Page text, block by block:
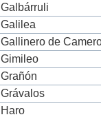
Galbárruli
Galilea
Gallinero de
Gimileo
Grañón
Grávalos
Haro